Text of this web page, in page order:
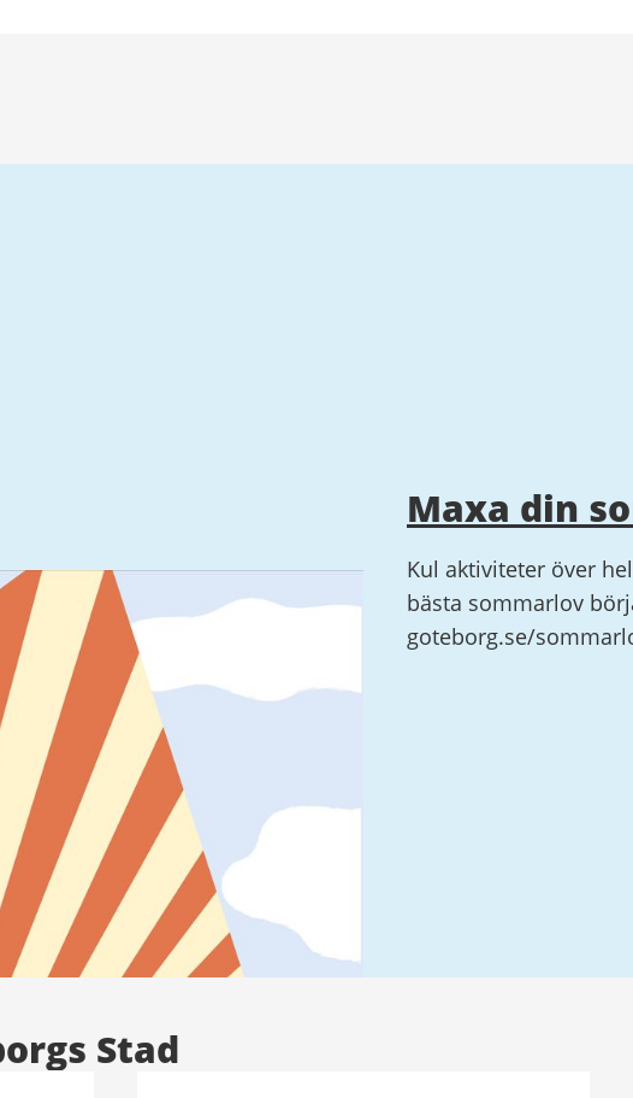
Maxa din
Kul aktiviteter över
bästa sommarlov
goteborg.se/
Stad